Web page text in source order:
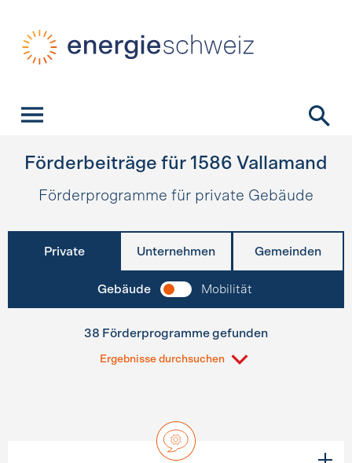
Förderbeiträge für 1586 Vallamand
Förderprogramme für private Gebäude
Private Unternehmen Gemeinden
Gebäude Mobilität
38 Förderprogramme gefunden
Ergebnisse durchsuchen